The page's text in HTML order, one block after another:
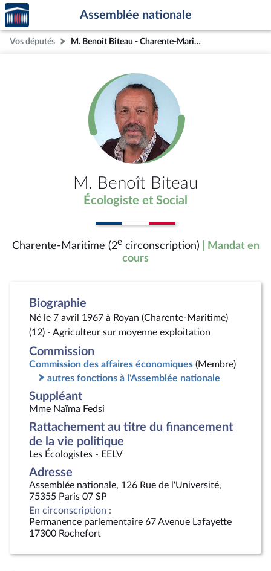
Aller au contenu
Aller en bas de la page
Accèder
à la
page
d'accueil
Assemblée nationale
Vos députés M. Benoît Biteau - Charente-Maritime (2e circonscription)
M. Benoît Biteau
Écologiste et Social
Charente-Maritime (2ecirconscription)
| Mandat en
cours
Biographie
Né le 7 avril 1967 à Royan (Charente-Maritime)
(12) - Agriculteur sur moyenne exploitation
Commission
Commission des affaires économiques (Membre)
autres fonctions à l'Assemblée nationale
Suppléant
Mme Naïma Fedsi
Rattachement au titre du financement
de la vie politique
Les Écologistes - EELV
Adresse
Assemblée nationale, 126 Rue de l'Université,
75355 Paris 07 SP
En circonscription :
Permanence parlementaire 67 Avenue Lafayette
17300 Rochefort